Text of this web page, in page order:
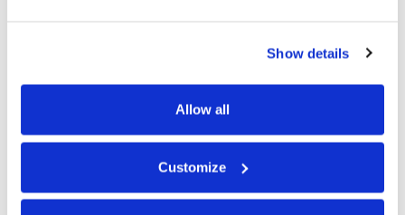
Show details
Allow all
Customize